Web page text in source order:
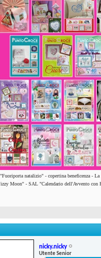
natalizio" - copertina beneficenza- La
Moon" - SAL "Calendario dell'Avvento con
nicky.nicky
Utente Senior